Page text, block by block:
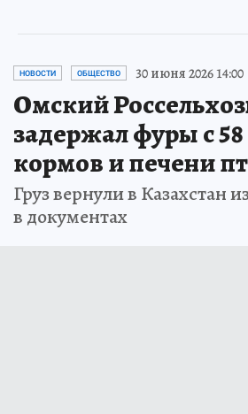
НОВОСТИ ОБЩЕСТВО 30 июня 2026 14:00
Омский
задержал фуры с
кормов и печени
Груз вернули в Казахстан
в документах